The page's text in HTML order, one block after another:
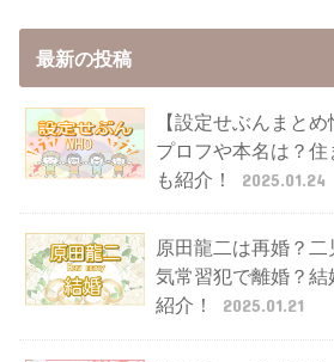
最新の投稿
【設定せぶんまと
プロフや本名は？
も紹介！
2025.01.24
原田龍二は再婚？
気常習犯で離婚？結
紹介！
2025.01.21